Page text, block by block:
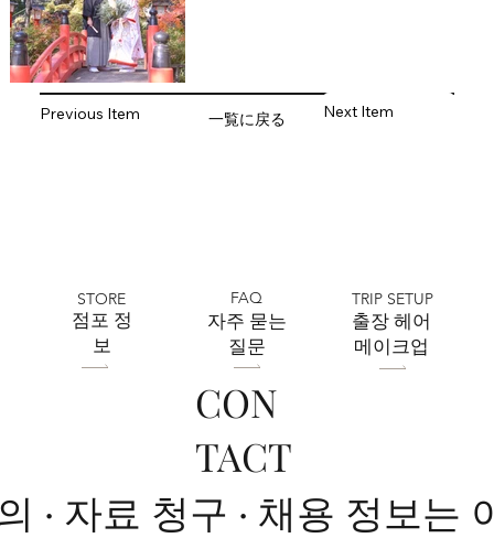
Next Item
Previous Item 一覧に戻る
CON
TACT
· 자료 청구 · 채용 정보는
STORE
​점포 정
보
FAQ
자주 묻는
질문
TRIP SETUP
출장 헤어
메이크업